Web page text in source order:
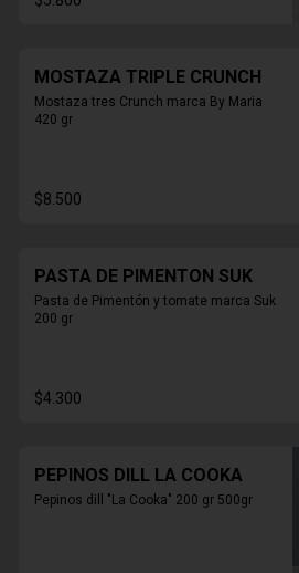
MOSTAZA TRIPLE CRUNCH
Mostaza tres Crunch marca By Maria
420 gr
$8.500
PASTA DE PIMENTON SUK
Pasta de Pimentón y tomate marca Suk
200 gr
$4.300
PEPINOS DILL LA COOKA
Pepinos dill "La Cooka" 200 gr 500gr